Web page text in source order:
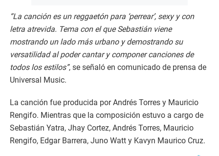
“La canción es un reggaetón para ‘perrear’, sexy y con
letra atrevida. Tema con el que Sebastián viene
mostrando un lado más urbano y demostrando su
versatilidad al poder cantar y componer canciones de
todos los estilos”, se señaló en comunicado de prensa de
Universal Music.
La canción fue producida por Andrés Torres y Mauricio
Rengifo. Mientras que la composición estuvo a cargo de
Sebastián Yatra, Jhay Cortez, Andrés Torres, Mauricio
Rengifo, Edgar Barrera, Juno Watt y Kavyn Maurico Cruz.